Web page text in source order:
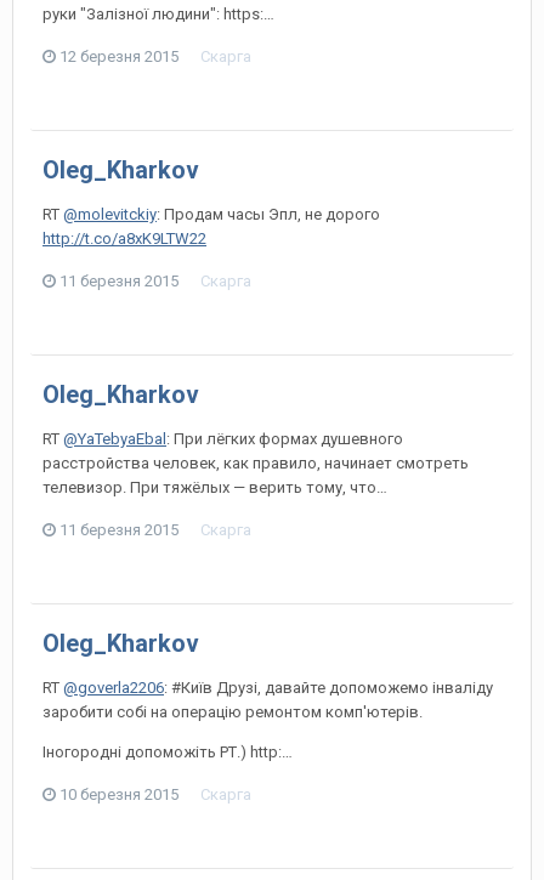
руки "Залізної людини": https:…
12 березня 2015 Скарга
Oleg_Kharkov
RT @molevitckiy: Продам часы Эпл, не дорого
http://t.co/a8xK9LTW22
11 березня 2015 Скарга
Oleg_Kharkov
RT @YaTebyaEbal : При лёгких формах душевного
расстройства человек, как правило, начинает смотреть
телевизор. При тяжёлых — верить тому, что…
11 березня 2015 Скарга
Oleg_Kharkov
RT @goverla2206: #Київ Друзі, давайте допоможемо інваліду
заробити собі на операцію ремонтом комп'ютерів.
Іногородні допоможіть РТ.) http:…
10 березня 2015 Скарга